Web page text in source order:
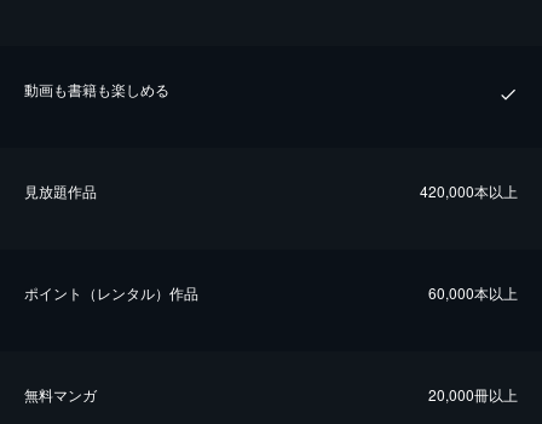
動画も書籍も楽しめる
⾒放題作品 420,000本以上
ポイント（レンタル）作品 60,000本以上
無料マンガ 20,000冊以上